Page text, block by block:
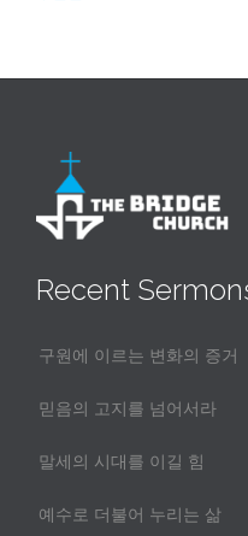
Recent
구원에 이르는 변화의 증거
믿음의 고지를 넘어서라
말세의 시대를 이길 힘
예수로 더불어 누리는 삶